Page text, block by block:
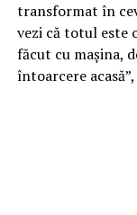
transformat în
vezi că totul este
făcut cu mașina,
întoarcere